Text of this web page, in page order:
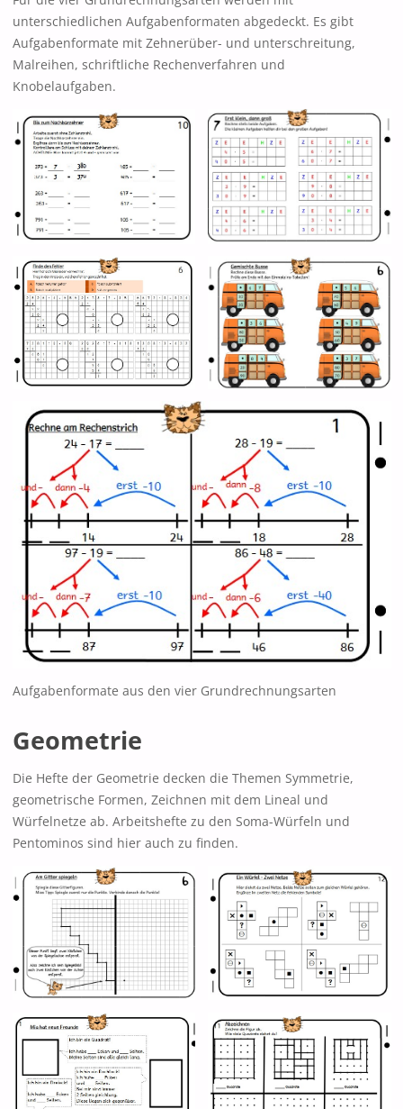
unterschiedlichen Aufgabenformaten abgedeckt. Es gibt
Aufgabenformate mit Zehnerüber- und unterschreitung,
Malreihen, schriftliche Rechenverfahren und
Knobelaufgaben.
Aufgabenformate aus den vier Grundrechnungsarten
Geometrie
Die Hefte der Geometrie decken die Themen Symmetrie,
geometrische Formen, Zeichnen mit dem Lineal und
Würfelnetze ab. Arbeitshefte zu den Soma-Würfeln und
Pentominos sind hier auch zu finden.